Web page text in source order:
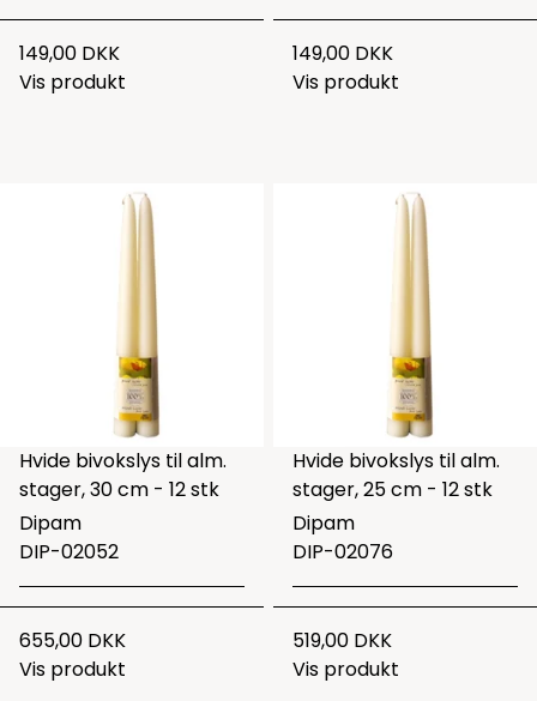
149,00 DKK
Vis produkt
149,00 DKK
Vis produkt
Hvide bivokslys til alm.
stager, 30 cm - 12 stk
Dipam
DIP-02052
655,00 DKK
Vis produkt
Hvide bivokslys til alm.
stager, 25 cm - 12 stk
Dipam
DIP-02076
519,00 DKK
Vis produkt